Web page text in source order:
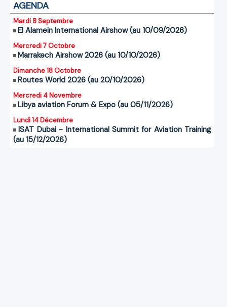
AGENDA
Mardi 8 Septembre
El Alamein International Airshow (au 10/09/2026)
Mercredi 7 Octobre
Marrakech Airshow 2026 (au 10/10/2026)
Dimanche 18 Octobre
Routes World 2026 (au 20/10/2026)
Mercredi 4 Novembre
Libya aviation Forum & Expo (au 05/11/2026)
Lundi 14 Décembre
ISAT Dubai - International Summit for Aviation Training
(au 15/12/2026)